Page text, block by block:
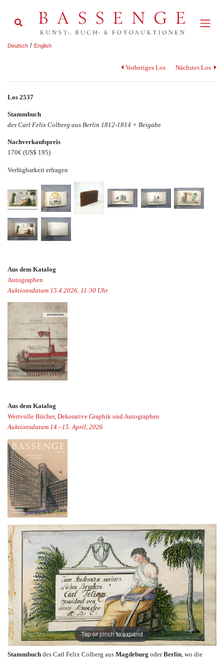
Deutsch / English
Vorheriges Los Nächstes Los
Los 2537
Stammbuch
des Carl Felix Colberg aus Berlin 1812-1814 + Beigabe
Nachverkaufspreis
170€ (US$ 195)
Verfügbarkeit erfragen
Aus dem Katalog
Autographen
Auktionsdatum 15.4.2026, 11:30 Uhr
Aus dem Katalog
Wertvolle Bücher, Dekorative Graphik und Autographen
Auktionsdatum 14.–15. April, 2026
Tap or pinch to expand
Stammbuch des Carl Felix Colberg aus Magdeburg oderBerlin, wo die